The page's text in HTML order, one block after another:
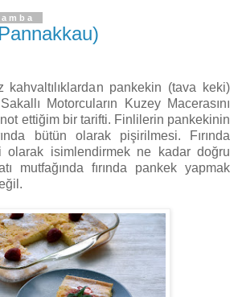
kahvaltılıklardan pankekin (tava keki)
Motorcuların Kuzey Macerasını
ettiğim bir tarifti. Finlilerin pankekinin
bütün olarak pişirilmesi. Fırında
olarak isimlendirmek ne kadar doğru
mutfağında fırında pankek yapmak